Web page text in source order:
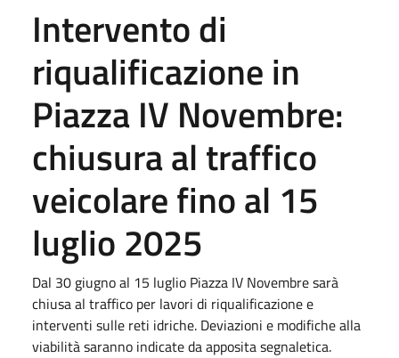
Intervento di
riqualificazione in
Piazza IV Novembre:
chiusura al traffico
veicolare fino al 15
luglio 2025
Dal 30 giugno al 15 luglio Piazza IV Novembre sarà
chiusa al traffico per lavori di riqualificazione e
interventi sulle reti idriche. Deviazioni e modifiche alla
viabilità saranno indicate da apposita segnaletica.